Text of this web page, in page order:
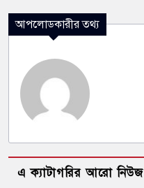
আপলোডকারীর তথ্য
এ ক্যাটাগরির আরো নিউজ